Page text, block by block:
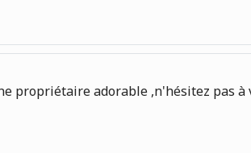
propriétaire adorable ,n'hésitez pas à